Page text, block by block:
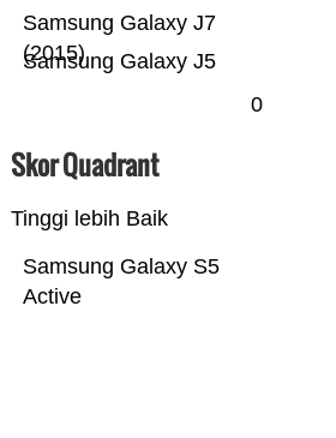
Samsung Galaxy J5
Samsung Galaxy J7
(2015)
0
Skor Quadrant
Tinggi lebih Baik
Samsung Galaxy S5
Active